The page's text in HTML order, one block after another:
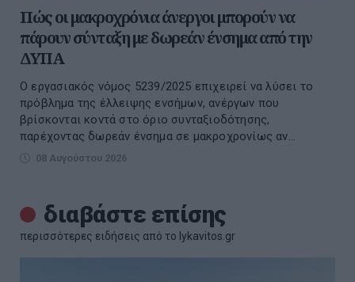
Πώς οι μακροχρόνια άνεργοι μπορούν να
πάρουν σύνταξη με δωρεάν ένσημα από την
ΔΥΠΑ
Ο εργασιακός νόμος 5239/2025 επιχειρεί να λύσει το
πρόβλημα της έλλειψης ενσήμων, ανέργων που
βρίσκονται κοντά στο όριο συνταξιοδότησης,
παρέχοντας δωρεάν ένσημα σε μακροχρονίως αν...
08 Αυγούστου 2026
διαβάστε επίσης
περισσότερες ειδήσεις από το lykavitos.gr